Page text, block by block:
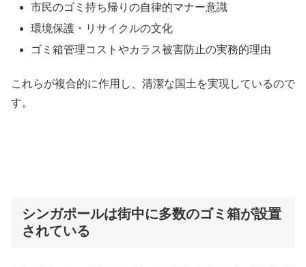
市民のゴミ持ち帰りの自律的マナー意識
環境保護・リサイクルの文化
ゴミ箱管理コストやカラス被害防止の実務的理由
これらが複合的に作用し、清潔な国土を実現しているので
す。
シンガポールは街中に多数のゴミ箱が設置
されている